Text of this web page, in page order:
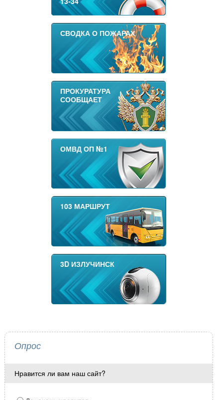
СВОДКА О ПОЖАРАХ
ПРОКУРАТУРА
СООБЩАЕТ
ОМВД ОП №1
103 МАРШРУТ
3D ИЗЛУЧИНСК
Опрос
Нравится ли вам наш сайт?